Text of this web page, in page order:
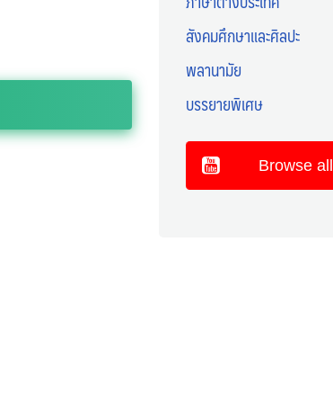
สังคมศึกษาและศิลปะ
พลานามัย
บรรยายพิเศษ
Browse all